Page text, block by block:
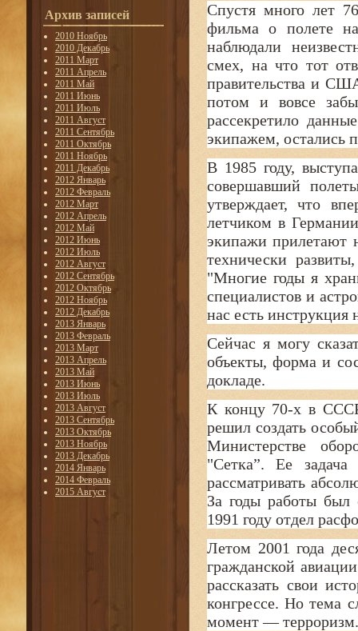
Архив записей
2010 Ноябрь
2010 Декабрь
2011 Март
2011 Апрель
2011 Май
2011 Июнь
2011 Июль
2011 Август
2011 Сентябрь
2011 Октябрь
2011 Ноябрь
2011 Декабрь
2012 Январь
2012 Февраль
2012 Март
2012 Апрель
2012 Май
2012 Июнь
2012 Июль
2012 Август
2012 Сентябрь
2012 Октябрь
2012 Ноябрь
2012 Декабрь
2013 Январь
2013 Февраль
2013 Март
2013 Апрель
2013 Май
2013 Июнь
2013 Июль
2013 Август
2013 Сентябрь
2013 Октябрь
2013 Ноябрь
2013 Декабрь
2014 Январь
2014 Февраль
2015 Август
Спустя много лет
фильма о полете
наблюдали
смех, на что тот
правительства и
потом и вовсе
рассекретило
экипажем, остались
В 1985 году,
совершавший
утверждает, что
летчиком в
экипажи прилетают
технически
"Многие годы я
специалистов и
нас есть инструкция
Сейчас я могу
объекты, форма и
докладе.
К концу 70-х в
решил создать
Министерстве
"Сетка”. Ее
рассматривать
За годы работы был
1991 году отдел
Летом 2001 года
гражданской
рассказать свои
конгрессе. Но тема
момент — терроризм.